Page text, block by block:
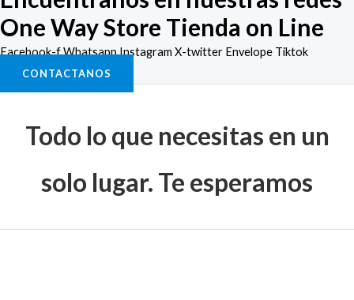
One Way Store Tienda on Line
Facebook-fWhatsappInstagram X-twitter Envelope Tiktok
CONTACTANOS
Todo lo que necesitas en un
solo lugar. Te esperamos